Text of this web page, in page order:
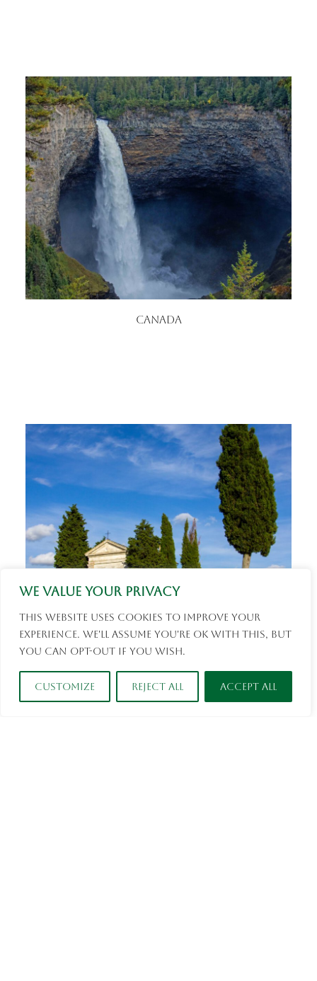
We value your privacy
This website uses cookies to improve your
experience. We'll assume you're ok with this, but
you can opt-out if you wish.
Customize Reject All Accept All
Canada